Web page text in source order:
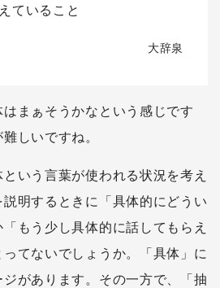
ていること
大辞泉
まぁそうかなという感じです
しいですね。
いう言葉が使われる状況を考え
明するときに「具体的にどうい
もう少し具体的に話してもらえ
てないでしょうか。「具体」に
があります。その一方で、「抽